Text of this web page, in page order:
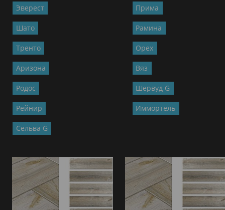
Эверест Прима
Шато Рамина
Тренто Орех
Аризона Вяз
Родос Шервуд G
Рейнир Иммортель
Сельва G